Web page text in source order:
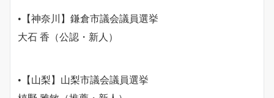
•【神奈川】鎌倉市議会議員選挙
大石 香（公認・新人）
•【山梨】山梨市議会議員選挙